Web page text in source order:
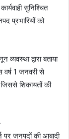
सुनिश्चित
प्रभारियों को
द्वारा बताया
वर्ष 1 जनवरी से
शिकायतों की
पर जनपदों की आबादी